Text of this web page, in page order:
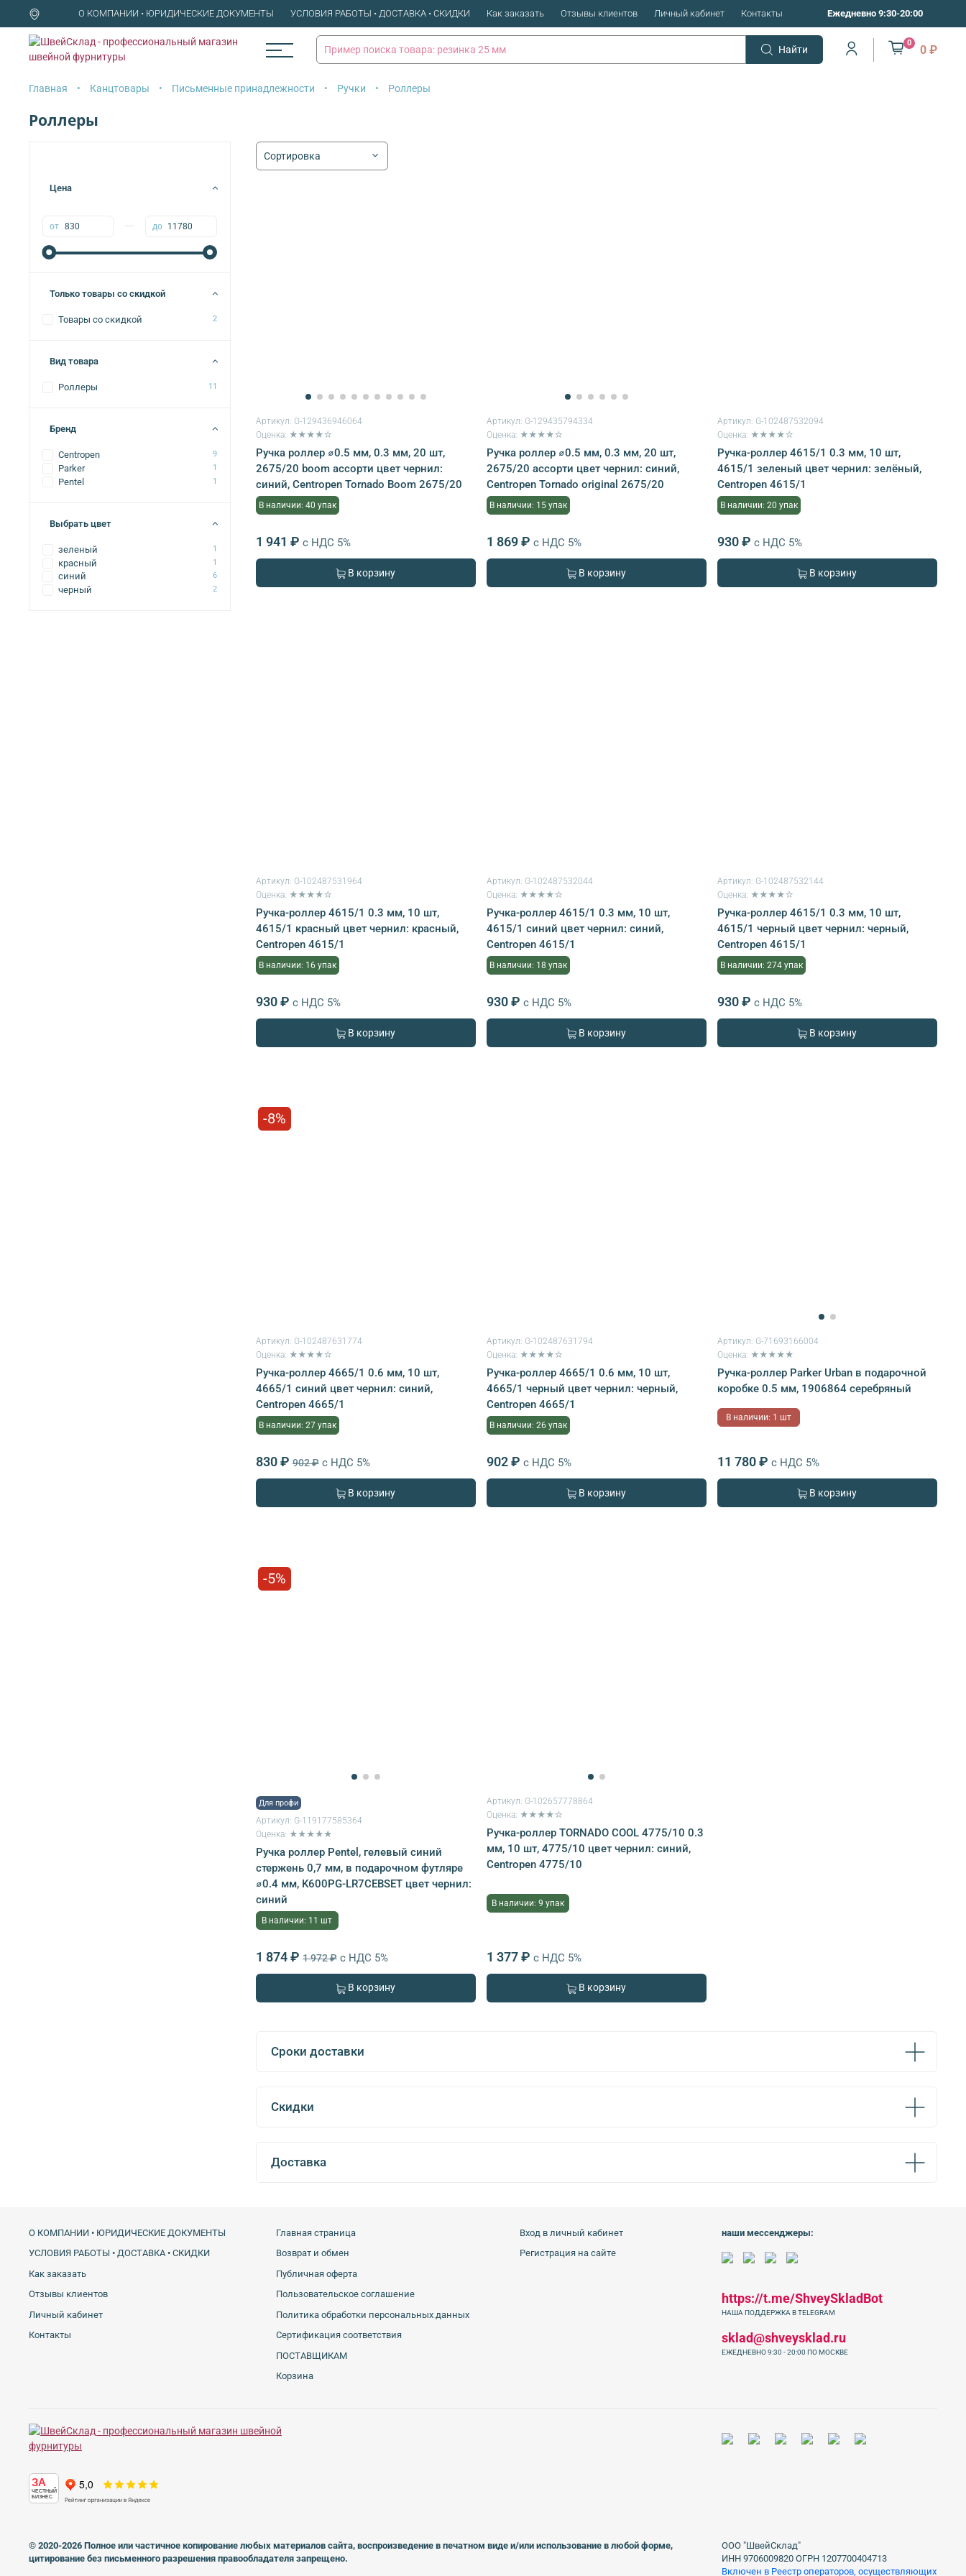
О КОМПАНИИ • ЮРИДИЧЕСКИЕ ДОКУМЕНТЫ УСЛОВИЯ РАБОТЫ • ДОСТАВКА • СКИДКИ Как заказать Отзывы клиентов Личный кабинет Контакты Ежедневно 9:30-20:00
Найти
0
0 ₽
Главная Канцтовары Письменные принадлежности Ручки Роллеры
Роллеры
Артикул: G-129436946064
Оценка: ★★★★☆
Ручка роллер ⌀0.5 мм, 0.3 мм, 20 шт,
2675/20 boom ассорти цвет чернил:
синий, Centropen Tornado Boom 2675/20
В наличии: 40 упак
1 941 ₽ с НДС 5%
В корзину
Артикул: G-129435794334
Оценка: ★★★★☆
Ручка роллер ⌀0.5 мм, 0.3 мм, 20 шт,
2675/20 ассорти цвет чернил: синий,
Centropen Tornado original 2675/20
В наличии: 15 упак
1 869 ₽ с НДС 5%
В корзину
Артикул: G-102487532094
Оценка: ★★★★☆
Ручка-роллер 4615/1 0.3 мм, 10 шт,
4615/1 зеленый цвет чернил: зелёный,
Centropen 4615/1
В наличии: 20 упак
930 ₽ с НДС 5%
В корзину
Артикул: G-102487531964
Оценка: ★★★★☆
Ручка-роллер 4615/1 0.3 мм, 10 шт,
4615/1 красный цвет чернил: красный,
Centropen 4615/1
В наличии: 16 упак
930 ₽ с НДС 5%
В корзину
Артикул: G-102487532044
Оценка: ★★★★☆
Ручка-роллер 4615/1 0.3 мм, 10 шт,
4615/1 синий цвет чернил: синий,
Centropen 4615/1
В наличии: 18 упак
930 ₽ с НДС 5%
В корзину
Артикул: G-102487532144
Оценка: ★★★★☆
Ручка-роллер 4615/1 0.3 мм, 10 шт,
4615/1 черный цвет чернил: черный,
Centropen 4615/1
В наличии: 274 упак
930 ₽ с НДС 5%
В корзину
-8%
Артикул: G-102487631774
Оценка: ★★★★☆
Ручка-роллер 4665/1 0.6 мм, 10 шт,
4665/1 синий цвет чернил: синий,
Centropen 4665/1
В наличии: 27 упак
830 ₽ 902 ₽ с НДС 5%
В корзину
Артикул: G-102487631794
Оценка: ★★★★☆
Ручка-роллер 4665/1 0.6 мм, 10 шт,
4665/1 черный цвет чернил: черный,
Centropen 4665/1
В наличии: 26 упак
902 ₽ с НДС 5%
В корзину
Артикул: G-71693166004
Оценка: ★★★★★
Ручка-роллер Parker Urban в подарочной
коробке 0.5 мм, 1906864 серебряный
В наличии: 1 шт
11 780 ₽ с НДС 5%
В корзину
-5%
Для профи
Артикул: G-119177585364
Оценка: ★★★★★
Ручка роллер Pentel, гелевый синий
стержень 0,7 мм, в подарочном футляре
⌀0.4 мм, K600PG-LR7CEBSET цвет чернил:
синий
В наличии: 11 шт
1 874 ₽ 1 972 ₽ с НДС 5%
В корзину
Артикул: G-102657778864
Оценка: ★★★★☆
Ручка-роллер TORNADO COOL 4775/10 0.3
мм, 10 шт, 4775/10 цвет чернил: синий,
Centropen 4775/10
В наличии: 9 упак
1 377 ₽ с НДС 5%
В корзину
Сроки доставки
Скидки
Доставка
Цена
от до
Только товары со скидкой
Товары со скидкой 2
Вид товара
Роллеры 11
Бренд
Centropen 9
Parker 1
Pentel 1
Выбрать цвет
зеленый 1
красный 1
синий 6
черный 2
О КОМПАНИИ • ЮРИДИЧЕСКИЕ ДОКУМЕНТЫ
УСЛОВИЯ РАБОТЫ • ДОСТАВКА • СКИДКИ
Как заказать
Отзывы клиентов
Личный кабинет
Контакты
Главная страница
Возврат и обмен
Публичная оферта
Пользовательское соглашение
Политика обработки персональных данных
Сертификация соответствия
ПОСТАВЩИКАМ
Корзина
Вход в личный кабинет
Регистрация на сайте
наши мессенджеры:
https://t.me/ShveySkladBot
НАША ПОДДЕРЖКА В TELEGRAM
sklad@shveysklad.ru
ЕЖЕДНЕВНО 9:30 - 20:00 ПО МОСКВЕ
ЗА
ЧЕСТНЫЙ
БИЗНЕС
© 2020-2026 Полное или частичное копирование любых материалов сайта, воспроизведение в печатном виде и/или использование в любой форме,
цитирование без письменного разрешения правообладателя запрещено.
ООО "ШвейСклад"
ИНН 9706009820 ОГРН 1207700404713
Включен в Реестр операторов, осуществляющих